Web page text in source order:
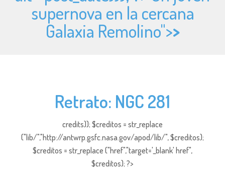
supernova en la cercana
Galaxia Remolino">>
Retrato: NGC 281
credits)); $creditos = str_replace
("lib/","http://antwrp.gsfc.nasa.gov/apod/lib/", $creditos);
$creditos = str_replace ("href","target='_blank' href",
$creditos); ?>